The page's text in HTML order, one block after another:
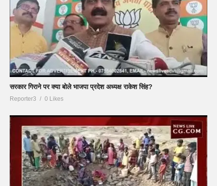
सरकार गिराने पर क्या बोले भाजपा प्रदेश अध्यक्ष राकेश सिंह?
Reporter3 0 Likes